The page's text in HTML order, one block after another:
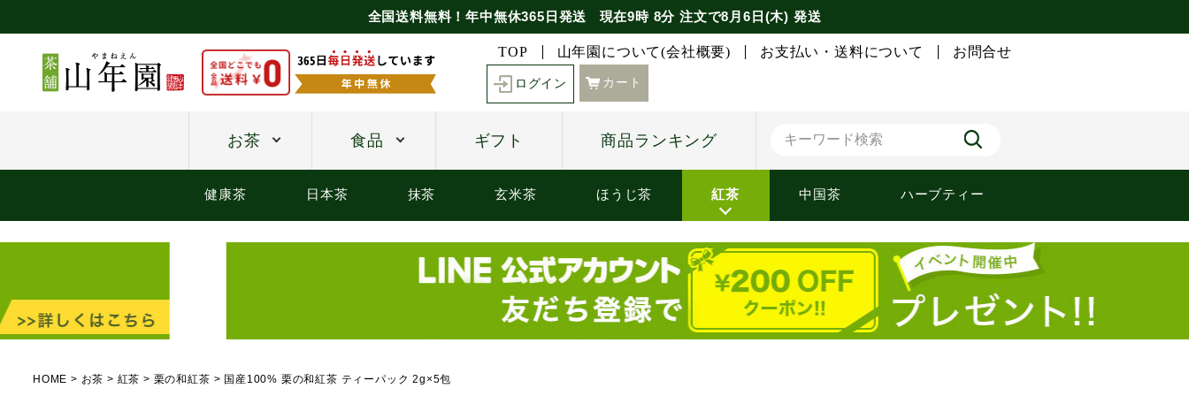
全国送料無料！年中無休365日発送 現在9時 8分 注文で8月6日(木) 発送
TOP 山年園について(会社概要) お支払い・送料について お問合せ
ログイン カート
お茶 食品 ギフト 商品ランキング
健康茶 日本茶 抹茶 玄米茶 ほうじ茶 紅茶 中国茶 ハーブティー
HOME お茶 紅茶 栗の和紅茶 国産100% 栗の和紅茶 ティーパック 2g×5包